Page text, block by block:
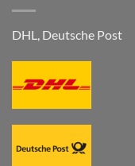
DHL, Deutsche Post